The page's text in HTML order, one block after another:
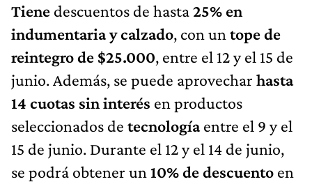
Tiene descuentos de hasta25% en
indumentaria y calzado, con un tope de
reintegro de $25.000, entre el 12 y el 15 de
junio. Además, se puede aprovechar hasta
14 cuotas sin interés en productos
seleccionados de tecnologíaentre el 9 y el
15 de junio. Durante el 12 y el 14 de junio,
se podrá obtener un 10% de descuento en